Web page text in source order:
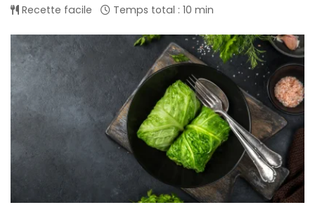
Recette facile Temps total : 10 min